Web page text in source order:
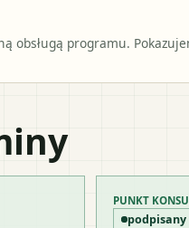
obsługą programu.
PUNKT
podpisany